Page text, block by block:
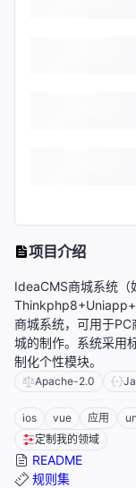
项目介绍
IdeaCMS商城系统（
商城系统，可用于
城的制作。系统采用
制化个性模块。
Apache-2.0
ios vue 应用
定制我的领域
README
规则集